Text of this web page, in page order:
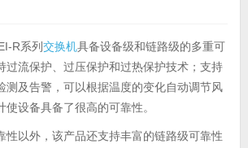
R系列交换机具备设备级和链路级的多重可
过流保护、过压保护和过热保护技术；支持
测及告警，可以根据温度的变化自动调节风
使设备具备了很高的可靠性。
性以外，该产品还支持丰富的链路级可靠性